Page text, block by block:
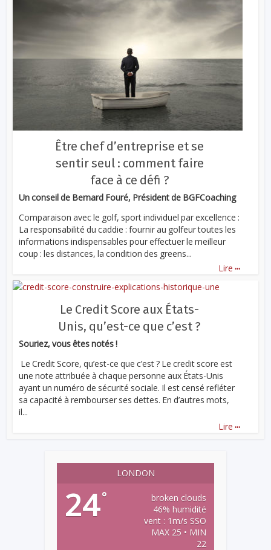
Être chef d’entreprise et se
sentir seul : comment faire
face à ce défi ?
Un conseil de Bernard Fouré, Président de BGFCoaching
Comparaison avec le golf, sport individuel par excellence :
La responsabilité du caddie : fournir au golfeur toutes les
informations indispensables pour effectuer le meilleur
coup : les distances, la condition des greens...
Lire ...
Le Credit Score aux États-
Unis, qu’est-ce que c’est ?
Souriez, vous êtes notés !
Le Credit Score, qu’est-ce que c’est ? Le credit score est
une note attribuée à chaque personne aux États-Unis
ayant un numéro de sécurité sociale. Il est censé refléter
sa capacité à rembourser ses dettes. En d’autres mots,
il...
Lire ...
LONDON
24°
broken clouds
46% humidité
vent : 1m/s SSO
MAX 25 • MIN
22